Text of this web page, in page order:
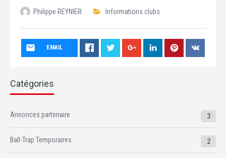
Philippe REYNIER Informations clubs
EMAIL
Catégories
Annonces partenaire 3
Ball-Trap Temporaires 2